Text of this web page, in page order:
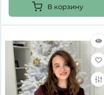
В корзину